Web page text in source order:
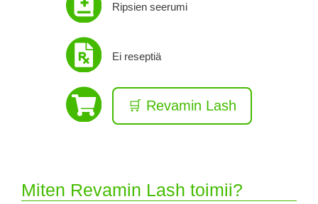
Ripsien seerumi
Ei reseptiä
🛒 Revamin Lash
Miten Revamin Lash toimii?